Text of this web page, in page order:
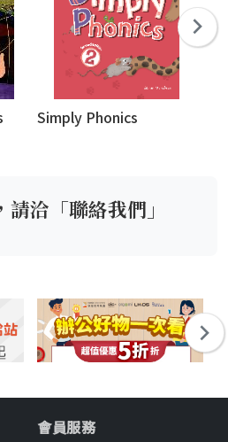
Simply Phonics
洽「聯絡我們」
會員服務